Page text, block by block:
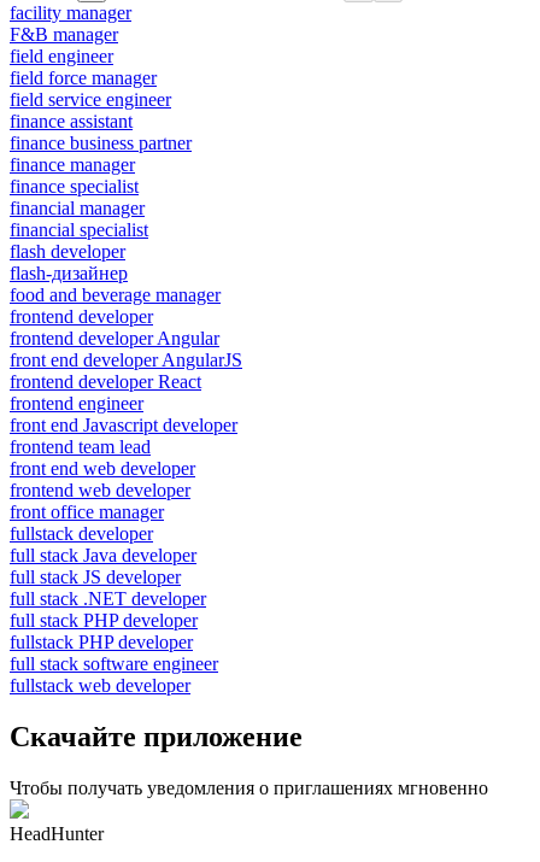
facility manager
F&B manager
field engineer
field force manager
field service engineer
finance assistant
finance business partner
finance manager
finance specialist
financial manager
financial specialist
flash developer
flash-дизайнер
food and beverage manager
frontend developer
frontend developer Angular
front end developer AngularJS
frontend developer React
frontend engineer
front end Javascript developer
frontend team lead
front end web developer
frontend web developer
front office manager
fullstack developer
full stack Java developer
full stack JS developer
full stack .NET developer
full stack PHP developer
fullstack PHP developer
full stack software engineer
fullstack web developer
Скачайте приложение
Чтобы получать уведомления о приглашениях мгновенно
HeadHunter